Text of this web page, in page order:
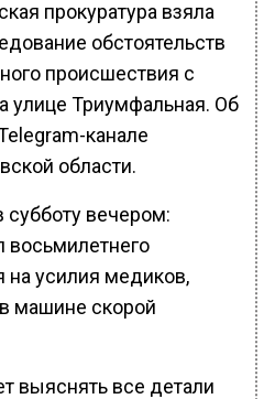
прокуратура взяла
обстоятельств
происшествия с
улице Триумфальная. Об
канале
области.
вечером:
восьмилетнего
на усилия медиков,
машине скорой
выяснять все детали